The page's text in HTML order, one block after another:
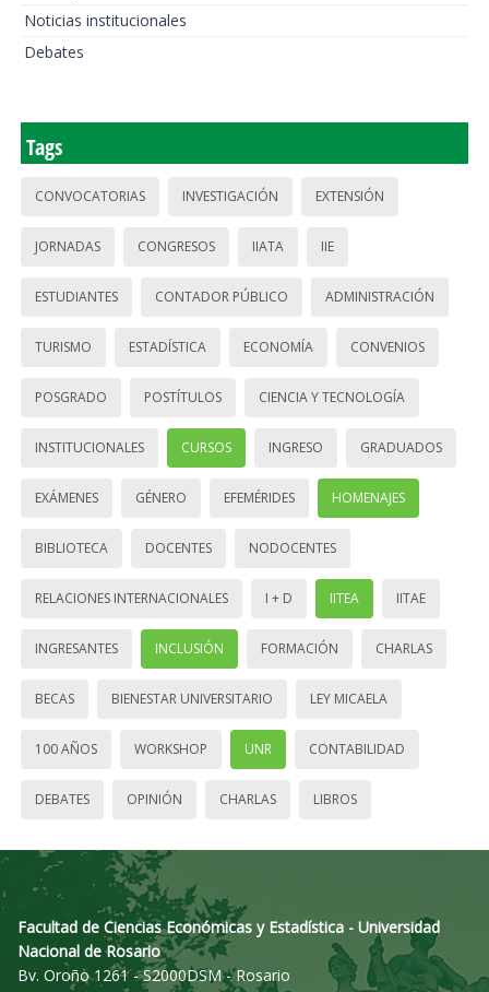
Noticias institucionales
Debates
Tags
CONVOCATORIAS INVESTIGACIÓN EXTENSIÓN
JORNADAS CONGRESOS IIATA IIE
ESTUDIANTES CONTADOR PÚBLICO ADMINISTRACIÓN
TURISMO ESTADÍSTICA ECONOMÍA CONVENIOS
POSGRADO POSTÍTULOS CIENCIA Y TECNOLOGÍA
INSTITUCIONALES CURSOS INGRESO GRADUADOS
EXÁMENES GÉNERO EFEMÉRIDES HOMENAJES
BIBLIOTECA DOCENTES NODOCENTES
RELACIONES INTERNACIONALES I + D IITEA IITAE
INGRESANTES INCLUSIÓN FORMACIÓN CHARLAS
BECAS BIENESTAR UNIVERSITARIO LEY MICAELA
100 AÑOS WORKSHOP UNR CONTABILIDAD
DEBATES OPINIÓN CHARLAS LIBROS
Facultad de Ciencias Económicas y Estadística - Universidad
Nacional de Rosario
Bv. Oroño 1261 - S2000DSM - Rosario